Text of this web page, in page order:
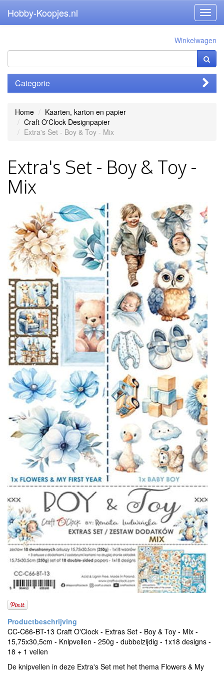
Hobby-Koopjes.nl
Winkelwagen
Categorie
Home
Kaarten, karton en papier
Craft O'Clock Designpapier
Extra's Set - Boy & Toy - Mix
Extra's Set - Boy & Toy -
Mix
CC-C66-BT-13 Craft O'Clock - Extras Set - Boy & Toy - Mix -
15,75x30,5cm - Knipvellen - 250g - dubbelzijdig - 1x18 designs -
18 + 1 vellen
De knipvellen in deze Extra's Set met het thema Flowers & My